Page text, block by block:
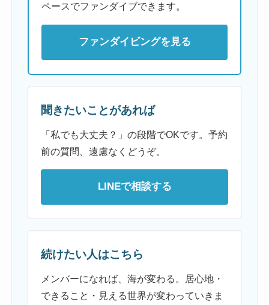
ペースでファンダイブできます。
ファンダイビングを見る
聞きたいことがあれば
「私でも大丈夫？」の段階でOKです。予約
前の質問、遠慮なくどうぞ。
LINEで相談する
続けたい人はこちら
メンバーになれば、海が変わる。居心地・
できること・見える世界が変わっていきま